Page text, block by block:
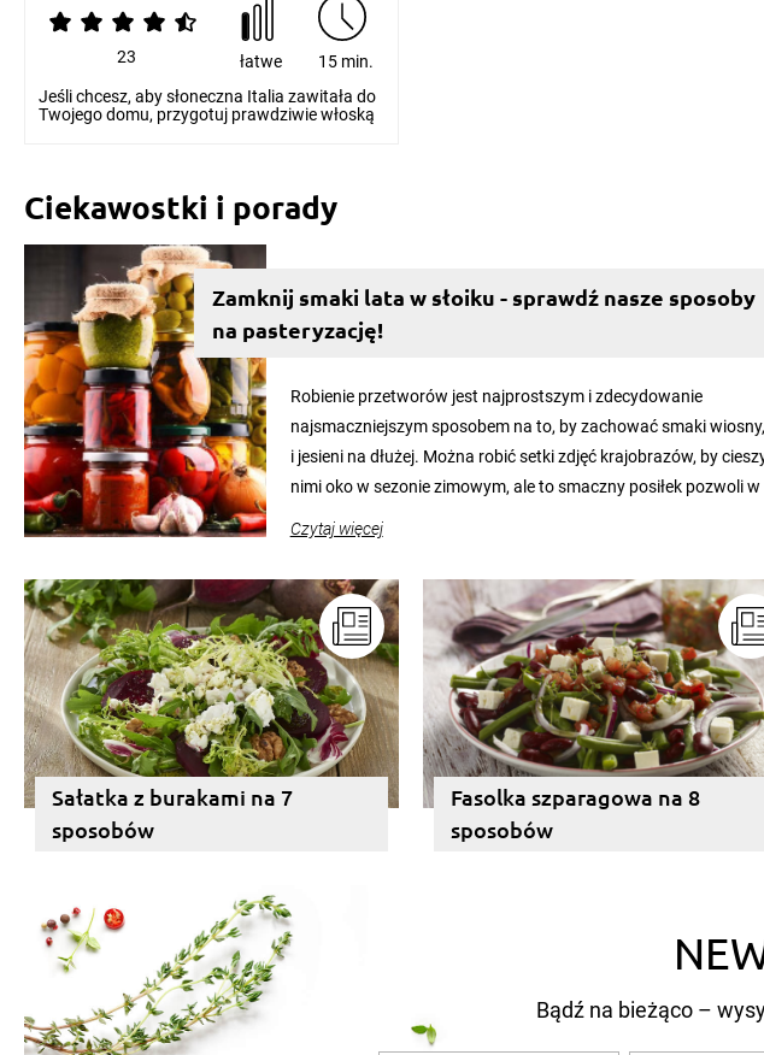
23 łatwe
15 min.
Jeśli chcesz, aby słoneczna Italia zawitała do
Twojego domu, przygotuj prawdziwie włoską
Ciekawostki i porady
Zamknij smaki lata w słoiku - sprawdź nasze sposoby
na pasteryzację!
Robienie przetworów jest najprostszym i zdecydowanie
najsmaczniejszym sposobem na to, by zachować smaki
i jesieni na dłużej. Można robić setki zdjęć krajobrazów, by
nimi oko w sezonie zimowym, ale to smaczny posiłek pozwoli w
pozwolą zachować świeżość przetworów.
Czytaj więcej
Sałatka z burakami na 7
sposobów
Fasolka szparagowa na 8
sposobów
Bądź na bieżąco –